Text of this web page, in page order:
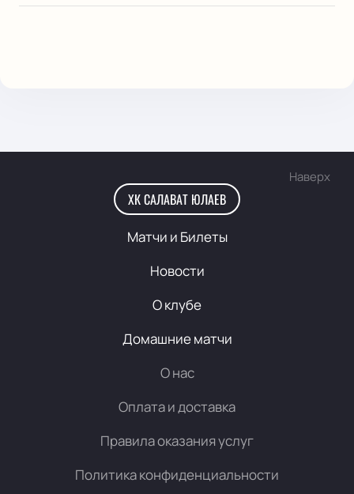
Наверх
ХК САЛАВАТ ЮЛАЕВ
Матчи и Билеты
Новости
О клубе
Домашние матчи
О нас
Оплата и доставка
Правила оказания услуг
Политика конфиденциальности